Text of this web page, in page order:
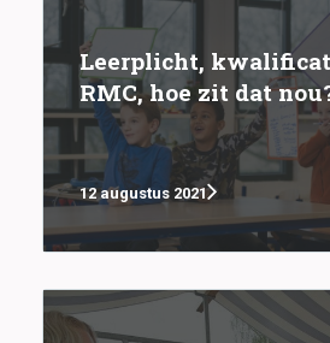
Leerplicht,
RMC, hoe zit dat
12 augustus 2021